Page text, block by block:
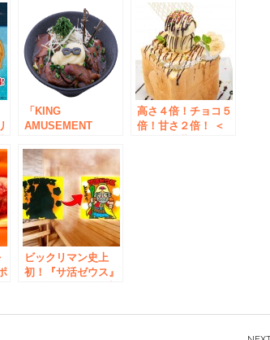
「KING
AMUSEMENT
「パセラリゾーツ・
カラオケパセラ」と
の最新コラボカフェ
「K×Pカフェ」がグ
ランドオープン！！
高さ４倍！チョコ５
倍！甘さ２倍！ ＜
ビックリマン史上
初！『サ活ゼウス』
安心お宿「サウナ施